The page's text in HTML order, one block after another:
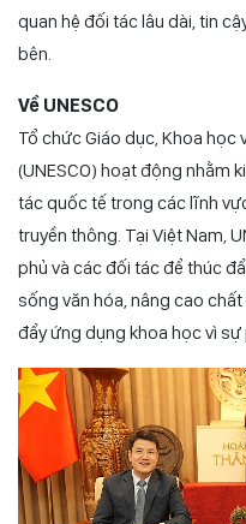
quan hệ đối tác lâu dài, tin
bên.
Về UNESCO
Tổ chức Giáo dục, Khoa học
(UNESCO) hoạt động nhằm
tác quốc tế trong các lĩnh
truyền thông. Tại Việt Nam,
phủ và các đối tác để thúc
sống văn hóa, nâng cao
đẩy ứng dụng khoa học vì